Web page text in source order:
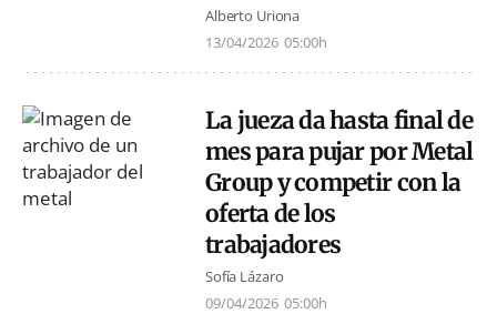
Alberto Uriona
13/04/2026 05:00h
La jueza da hasta final de
mes para pujar por Metal
Group y competir con la
oferta de los
trabajadores
Sofía Lázaro
09/04/2026 05:00h